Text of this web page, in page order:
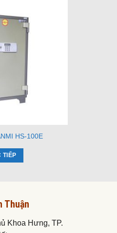
HS-100E
TIẾP
Thuận
Khoa Hưng, TP.